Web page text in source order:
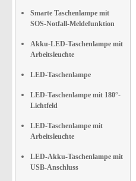
Smarte Taschenlampe mit
SOS-Notfall-Meldefunktion
Akku-LED-Taschenlampe mit
Arbeitsleuchte
LED-Taschenlampe
LED-Taschenlampe mit 180°-
Lichtfeld
LED-Taschenlampe mit
Arbeitsleuchte
LED-Akku-Taschenlampe mit
USB-Anschluss